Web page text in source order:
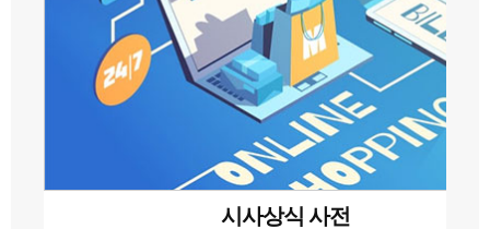
시사상식 사전